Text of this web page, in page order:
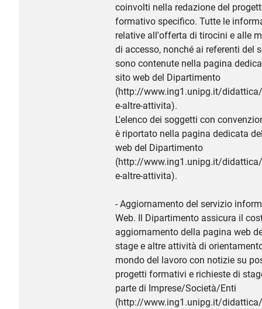
coinvolti nella redazione del
formativo specifico. Tutte le
relative all'offerta di tirocini e alle
di accesso, nonché ai referenti del
sono contenute nella pagina
sito web del Dipartimento
(http://www.ing1.unipg.it/
e-altre-attivita).
L'elenco dei soggetti con
è riportato nella pagina dedicata
web del Dipartimento
(http://www.ing1.unipg.it/
e-altre-attivita).
- Aggiornamento del servizio
Web. Il Dipartimento assicura il
aggiornamento della pagina web
stage e altre attività di
mondo del lavoro con notizie su
progetti formativi e richieste di
parte di Imprese/Società/Enti
(http://www.ing1.unipg.it/